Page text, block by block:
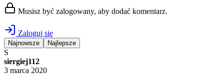
Musisz być zalogowany, aby dodać komentarz.
Zaloguj się
Najnowsze Najlepsze
S
siergiej112
3 marca 2020